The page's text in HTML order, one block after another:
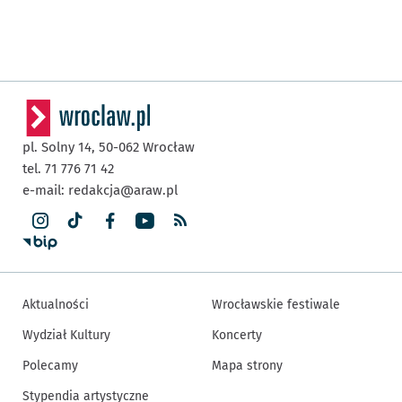
pl. Solny 14, 50-062 Wrocław
tel. 71 776 71 42
e-mail: redakcja@araw.pl
Aktualności
Wydział Kultury
Polecamy
Stypendia artystyczne
Wrocławskie festiwale
Koncerty
Mapa strony